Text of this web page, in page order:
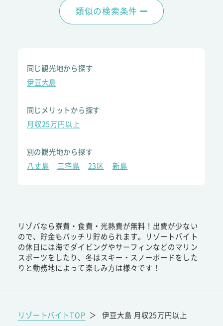
類似の検索条件
同じ観光地から探す
伊豆大島
同じメリットから探す
月収25万円以上
別の観光地から探す
八丈島
三宅島 23区 新島
リゾバなら寮費・食費・光熱費が無料！出費が少ない
ので、貯金もバッチリ貯められます。リゾートバイト
の休日には海でダイビングやサーフィンなどのマリン
スポーツをしたり、冬はスキー・スノーボードをした
りと勤務地によって楽しみ方は様々です！
リゾートバイトTOP ＞ 伊豆大島 月収25万円以上